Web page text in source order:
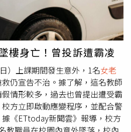
踢你桌子」，導致花花飽受驚
加憤怒，希望校方能妥善處理，
校方表示，接獲家長反應後曾多
法達成共識，如今家長已正式提
成調查小組，目前調查流程正進
遵循調查小組的懲處建議，並報
育局表示，本案起於9月13日，
溝通不良產生爭執，校方後已安
疑似關係霸凌申請，隨即完成校
家長又反應原班級導師有拍桌，
罪鑿才稱學生「吃不下而來不及
花花爸說，他當下驚覺有異、向
上多位孩子都有症狀，但「怕家
這番言論讓他十分無奈，女兒最
，回學校後面對堆積如山的功
幫助」她一起完成，導致其他孩
老師反應後，女兒才得以在放學
因其身為家長代表，總會陪著其
老師疑似因此認為自己在針對
目標，開始對花花「差別待
樓身亡！曾投訴遭霸凌
）上課期間發生意外，1名女老
仍宣告不治。據了解，這名教師
情形較多，過去也曾提出遭受霸
方立即啟動應變程序，並配合警
《ETtoday新聞雲》報導，校方